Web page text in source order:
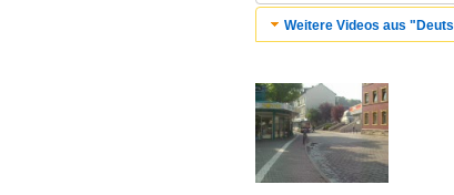
Weitere Videos aus